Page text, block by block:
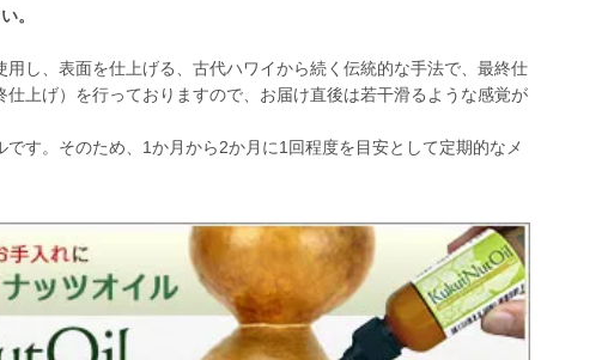
。
し、表面を仕上げる、古代ハワイから続く伝統的な手法で、最終仕
上げ）を行っておりますので、お届け直後は若干滑るような感覚が
す。そのため、1か月から2か月に1回程度を目安として定期的なメ